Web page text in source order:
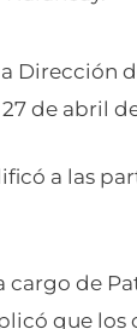
Dirección
de abril
a las
cargo de
que